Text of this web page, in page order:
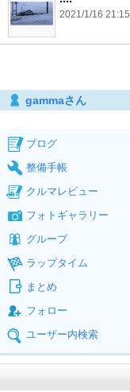
2021/1/16 21:15
gammaさん
ブログ
整備手帳
クルマレビュー
フォトギャラリー
グループ
ラップタイム
まとめ
フォロー
ユーザー内検索